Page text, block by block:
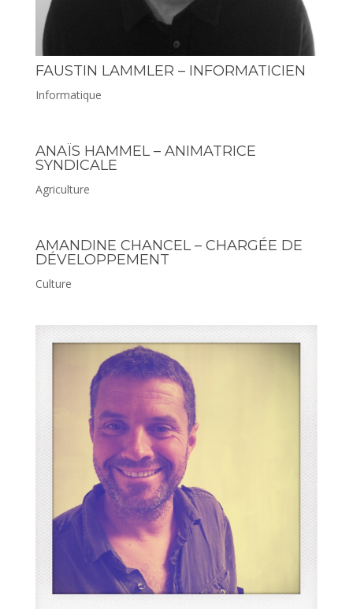
FAUSTIN LAMMLER – INFORMATICIEN
Informatique
ANAÏS HAMMEL – ANIMATRICE
SYNDICALE
Agriculture
AMANDINE CHANCEL – CHARGÉE DE
DÉVELOPPEMENT
Culture